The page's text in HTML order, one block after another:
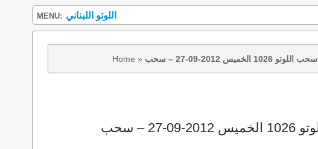
MENU: اللوتو اللبناني
Home »
نتائج سحب اللوتو 1026 الخميس 2012-09-27 – سحب zeed زيد loto 1026 loto 1026 نتيجة اللوتو الخميس – سحب اللوتو